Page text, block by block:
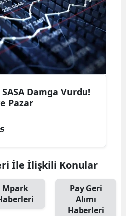
SASA Damga Vurdu!
Pazar
İle İlişkili Konular
Mpark
Pay Geri
Alımı
Haberleri